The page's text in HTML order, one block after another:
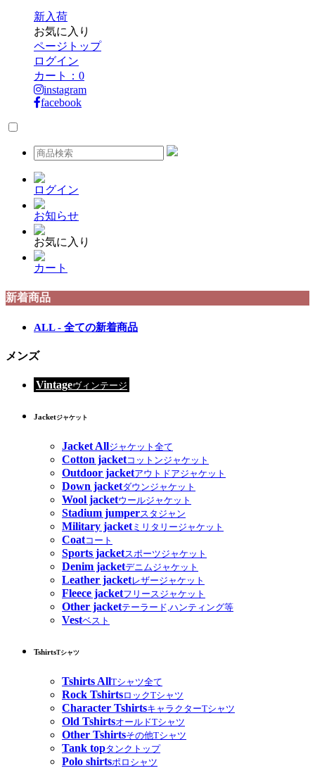
新入荷
お気に入り
ページトップ
ログイン
カート： 0
instagram
facebook
ログイン
お知らせ
お気に入り
カート
新着商品
ALL - 全ての新着商品
メンズ
Vintageヴィンテージ
Jacketジャケット
Jacket Allジャケット全て
Cotton jacketコットンジャケット
Outdoor jacketアウトドアジャケット
Down jacketダウンジャケット
Wool jacketウールジャケット
Stadium jumperスタジャン
Military jacketミリタリージャケット
Coatコート
Sports jacketスポーツジャケット
Denim jacketデニムジャケット
Leather jacketレザージャケット
Fleece jacketフリースジャケット
Other jacketテーラード,ハンティング等
Vestベスト
TshirtsTシャツ
Tshirts AllTシャツ全て
Rock TshirtsロックTシャツ
Character TshirtsキャラクターTシャツ
Old TshirtsオールドTシャツ
Other Tshirtsその他Tシャツ
Tank topタンクトップ
Polo shirtsポロシャツ